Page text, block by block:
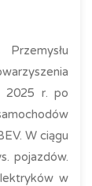
2025 r. po
W ciągu
pojazdów.
w